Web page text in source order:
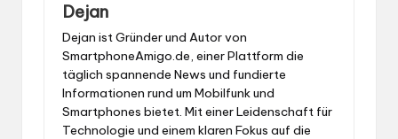
Dejan
Dejan ist Gründer und Autor von
SmartphoneAmigo.de, einer Plattform die
täglich spannende News und fundierte
Informationen rund um Mobilfunk und
Smartphones bietet. Mit einer Leidenschaft für
Technologie und einem klaren Fokus auf die